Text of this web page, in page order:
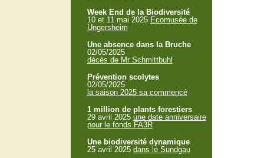
Week End de la Biodiversité
10 et 11 mai 2025 Ecomusée de
Ungersheim
Une absence dans la Bruche
02/05/2025
décès de Mr Schmittbuhl
Prévention scolytes
02/05/2025
la saison 2025 sa commencé
1 million de plants forestiers
29 avril 2025 une date anniversaire
pour le fonds FA3R
Une biodiversité dynamique
25 avril 2025 dans le Sundgau